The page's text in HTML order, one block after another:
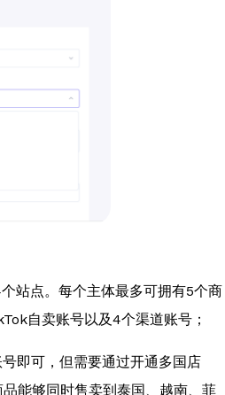
站点。每个主体最多可拥有5个商
自卖账号以及4个渠道账号；
即可，但需要通过开通多国店
能够同时售卖到泰国、越南、菲